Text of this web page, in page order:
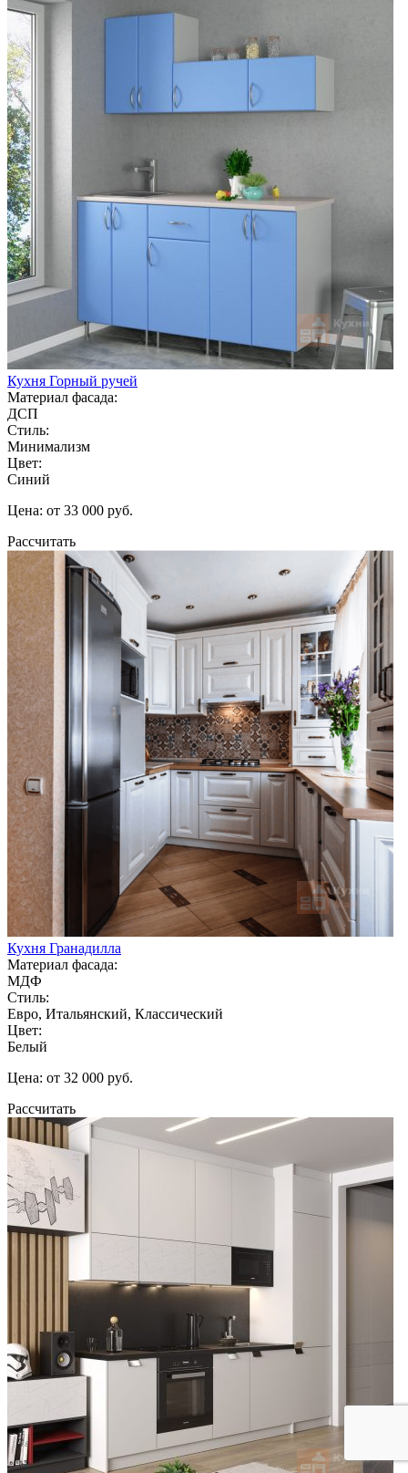
Кухня Горный ручей
Материал фасада:
ДСП
Стиль:
Минимализм
Цвет:
Синий
Цена: от 33 000 руб.
Рассчитать
Кухня Гранадилла
Материал фасада:
МДФ
Стиль:
Евро, Итальянский, Классический
Цвет:
Белый
Цена: от 32 000 руб.
Рассчитать